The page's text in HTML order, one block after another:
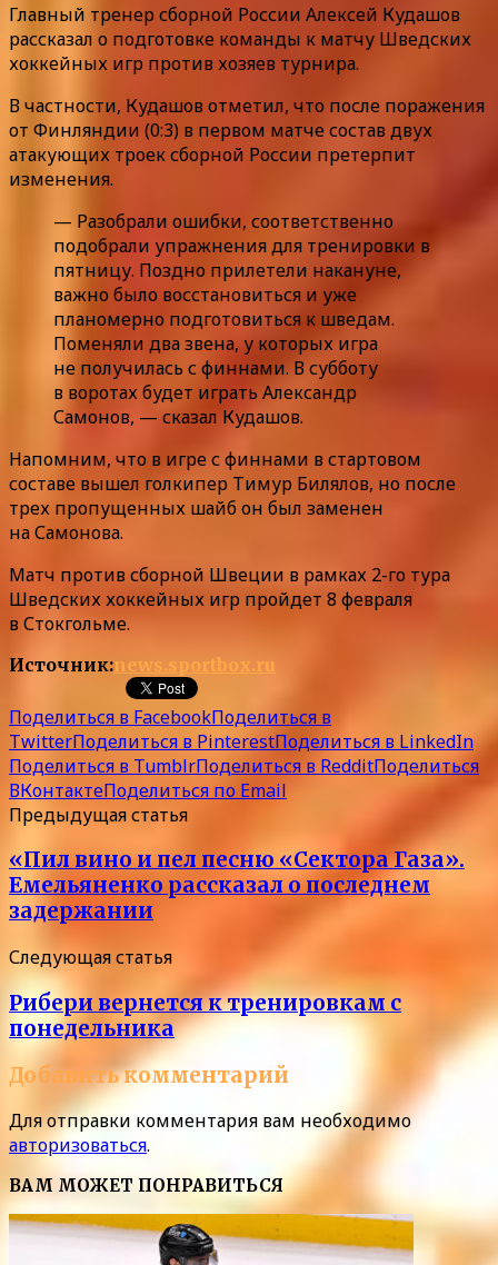
Главный тренер сборной России Алексей Кудашов
рассказал о подготовке команды к матчу Шведских
хоккейных игр против хозяев турнира.
В частности, Кудашов отметил, что после поражения
от Финляндии (0:3) в первом матче состав двух
атакующих троек сборной России претерпит
изменения.
— Разобрали ошибки, соответственно
подобрали упражнения для тренировки в
пятницу. Поздно прилетели накануне,
важно было восстановиться и уже
планомерно подготовиться к шведам.
Поменяли два звена, у которых игра
не получилась с финнами. В субботу
в воротах будет играть Александр
Самонов, — сказал Кудашов.
Напомним, что в игре с финнами в стартовом
составе вышел голкипер Тимур Билялов, но после
трех пропущенных шайб он был заменен
на Самонова.
Матч против сборной Швеции в рамках 2-го тура
Шведских хоккейных игр пройдет 8 февраля
в Стокгольме.
Источник:news.sportbox.ru
Поделиться в FacebookПоделиться в
TwitterПоделиться в PinterestПоделиться в LinkedIn
Поделиться в TumblrПоделиться в RedditПоделиться
ВКонтактеПоделиться по Email
Предыдущая статья
«Пил вино и пел песню «Сектора Газа».
Емельяненко рассказал о последнем
задержании
Следующая статья
Рибери вернется к тренировкам с
понедельника
Добавить комментарий
Для отправки комментария вам необходимо
авторизоваться.
ВАМ МОЖЕТ ПОНРАВИТЬСЯ